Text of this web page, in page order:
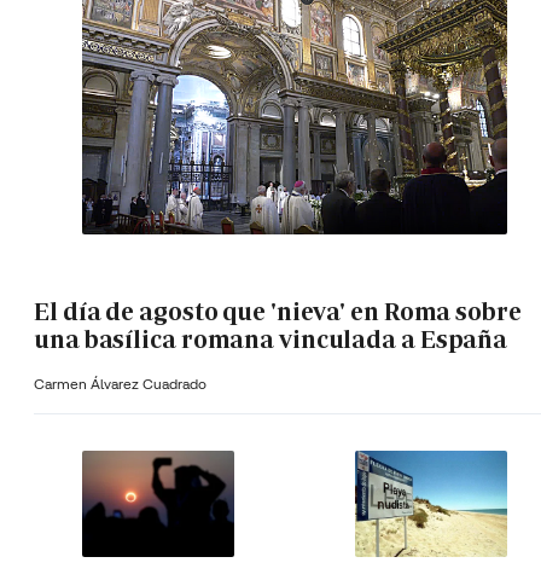
El día de agosto que 'nieva' en Roma sobre
una basílica romana vinculada a España
Carmen Álvarez Cuadrado